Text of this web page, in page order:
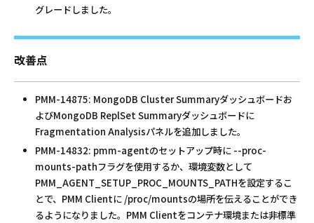
グレードしました。
改善点
PMM-14875: MongoDB Cluster Summaryダッシュボードお
よびMongoDB ReplSet Summaryダッシュボードに
Fragmentation Analysisパネルを追加しました。
PMM-14832: pmm-agentのセットアップ時に --proc-
mounts-pathフラグを使用するか、環境変数として
PMM_AGENT_SETUP_PROC_MOUNTS_PATHを設定するこ
とで、PMM Clientに /proc/mountsの場所を伝えることができ
るようになりました。PMM Clientをコンテナ環境または非標準